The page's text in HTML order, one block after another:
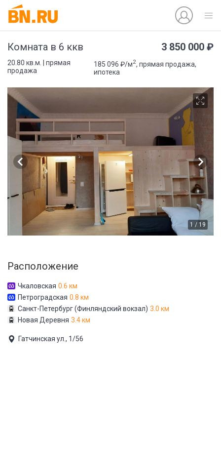
Комната в 6 ккв 3 850 000 ₽
20.80 кв.м. | прямая
продажа
185 096 ₽/м2, прямая продажа,
ипотека
1 / 19
Расположение
Чкаловская 0.6 км
Петроградская 0.8 км
Санкт-Петербург (Финляндский вокзал) 3.0 км
Новая Деревня 3.4 км
Гатчинская ул., 1/56